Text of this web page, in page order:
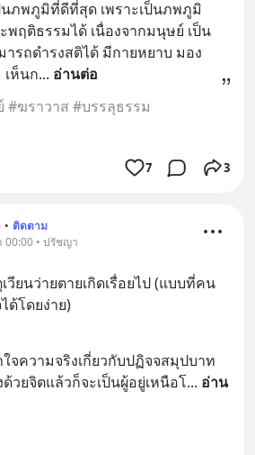
ภพภูมิที่ดีที่สุด เพราะเป็นภพภูมิ
พฤติธรรมได้ เนื่องจากมนุษย์ เป็น
รถดำรงสติได้ มีกายหยาบ มอง
เห็นก... อ่านต่อ
#ฆราวาส #บรรลุธรรม
7 3
• ติดตาม
00:00 • ปรัชญา
วียนว่ายตายเกิดเรื่อยไป (แบบที่คน
ด้โดยง่าย)
จความจริงเกี่ยวกับปฏิจจสมุปบาท
วยจิตแล้วก็จะเป็นผู้อยู่เหนือโ... อ่าน